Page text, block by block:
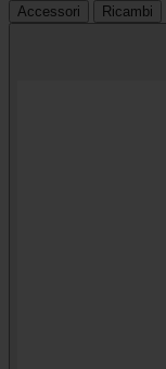
Accessori
Ricambi